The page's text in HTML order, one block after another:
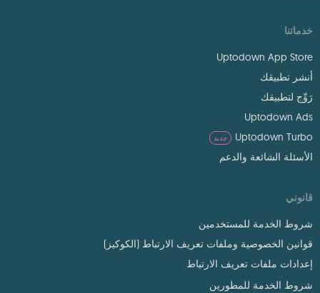
خدماتنا
Uptodown App Store
أنشر تطبيقك
رَوِّج لتطبيقك
Uptodown Ads
Uptodown Turbo
جديد
الأسئلة الشائعة والدعم
قانوني
شروط الخدمة للمستخدمين
قوانين الخصوصية وملفات تعريف الارتباط (الكوكيز)
إعدادات ملفات تعريف الارتباط
شروط الخدمة للمطورين